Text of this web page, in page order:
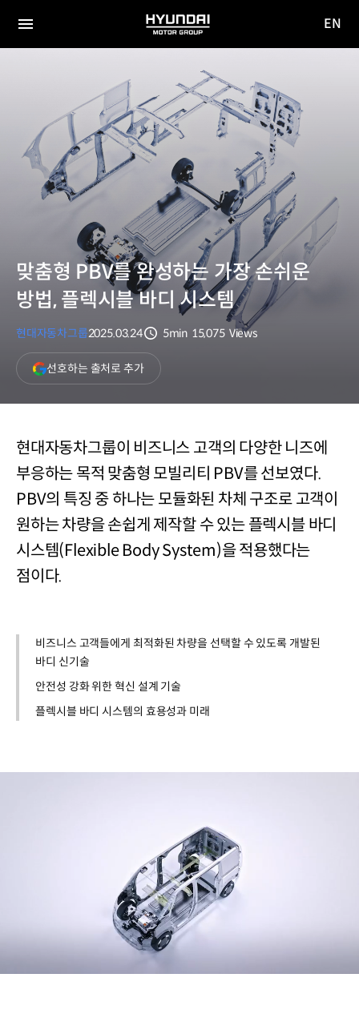
전체
HYUNDAI
MOTOR
EN
맞춤형 PBV를 완성하는 가장 손쉬운
방법, 플렉시블 바디 시스템
현대자동차그룹2025.03.24
5min 15,075 Views
선호하는 출처로 추가(새
창
열림)
현대자동차그룹이 비즈니스 고객의 다양한 니즈에
부응하는 목적 맞춤형 모빌리티 PBV를 선보였다.
PBV의 특징 중 하나는 모듈화된 차체 구조로 고객이
원하는 차량을 손쉽게 제작할 수 있는 플렉시블 바디
시스템(Flexible Body System)을 적용했다는
점이다.
비즈니스 고객들에게 최적화된 차량을 선택할 수 있도록 개발된
바디 신기술
안전성 강화 위한 혁신 설계 기술
플렉시블 바디 시스템의 효용성과 미래